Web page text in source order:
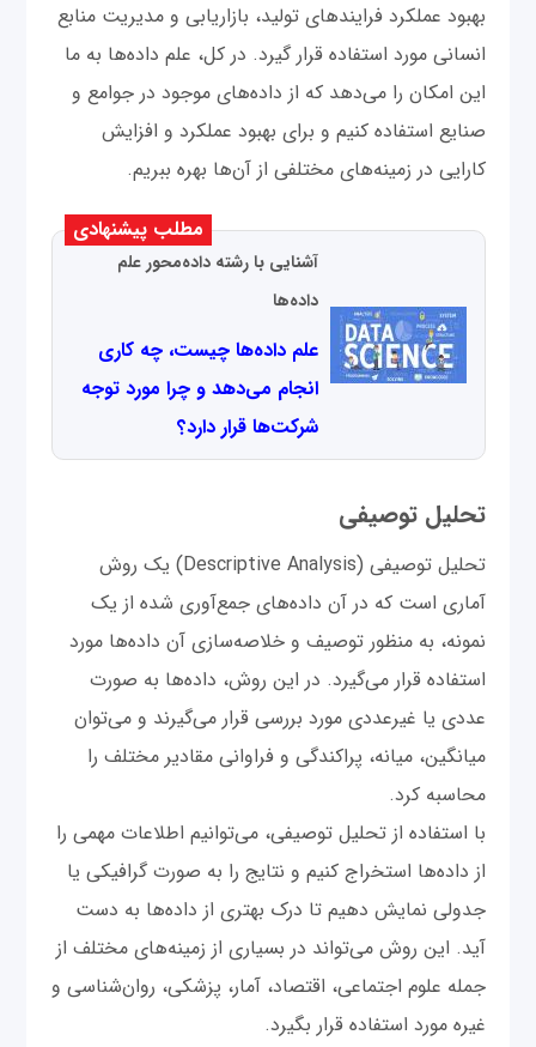
بهبود عملکرد فرایندهای تولید، بازاریابی و مدیریت منابع
انسانی مورد استفاده قرار گیرد. در کل، علم داده‌ها به ما
این امکان را می‌دهد که از داده‌های موجود در جوامع و
صنایع استفاده کنیم و برای بهبود عملکرد و افزایش
کارایی در زمینه‌های مختلفی از آن‌ها بهره ببریم.
مطلب پیشنهادی
آشنایی با رشته داده‌محور علم
داده‌ها
علم داده‌ها چیست، چه کاری
انجام می‌دهد و چرا مورد توجه
شرکت‌ها قرار دارد؟
تحلیل توصیفی
تحلیل توصیفی (Descriptive Analysis) یک روش
آماری است که در آن داده‌های جمع‌آوری شده از یک
نمونه، به منظور توصیف و خلاصه‌سازی آن داده‌ها مورد
استفاده قرار می‌گیرد. در این روش، داده‌ها به صورت
عددی یا غیرعددی مورد بررسی قرار می‌گیرند و می‌توان
میانگین، میانه، پراکندگی و فراوانی مقادیر مختلف را
محاسبه کرد.
با استفاده از تحلیل توصیفی، می‌توانیم اطلاعات مهمی را
از داده‌ها استخراج کنیم و نتایج را به صورت گرافیکی یا
جدولی نمایش دهیم تا درک بهتری از داده‌ها به دست
آید. این روش می‌تواند در بسیاری از زمینه‌های مختلف از
جمله علوم اجتماعی، اقتصاد، آمار، پزشکی، روان‌شناسی و
غیره مورد استفاده قرار بگیرد.